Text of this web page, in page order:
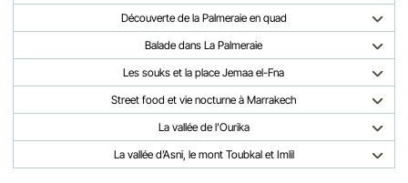
Découverte de la Palmeraie en quad
Balade dans La Palmeraie
Les souks et la place Jemaa el-Fna
Street food et vie nocturne à Marrakech
La vallée de l’Ourika
La vallée d’Asni, le mont Toubkal et Imlil